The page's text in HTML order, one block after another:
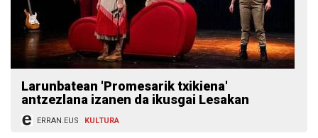
Larunbatean 'Promesarik txikiena'
antzezlana izanen da ikusgai Lesakan
ERRAN.EUS KULTURA